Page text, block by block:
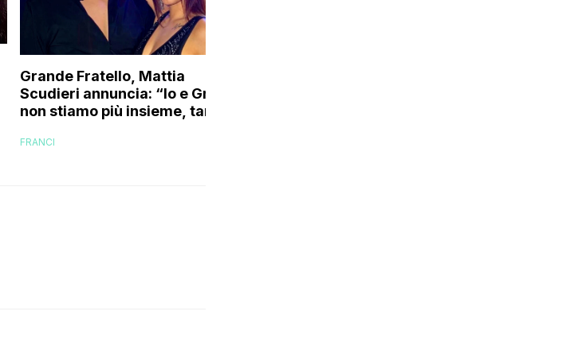
Grande Fratello, Mattia
Scudieri annuncia: “Io e Grazia
non stiamo più insieme, tante
e…”
FRANCI